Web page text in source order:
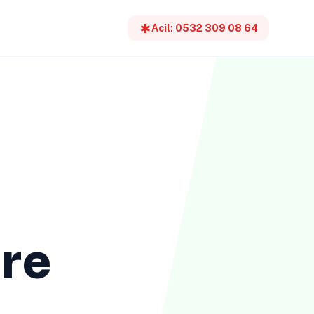
emergencyAcil: 0532 309 08 64